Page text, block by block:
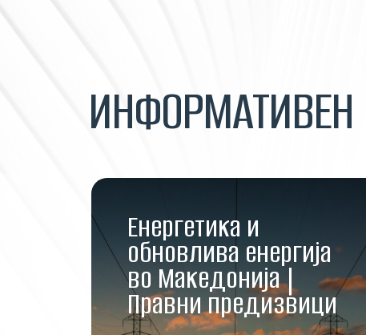
ИНФОРМАТИВЕН
Енергетика и
обновлива енергија
во Македонија |
Правни предизвици